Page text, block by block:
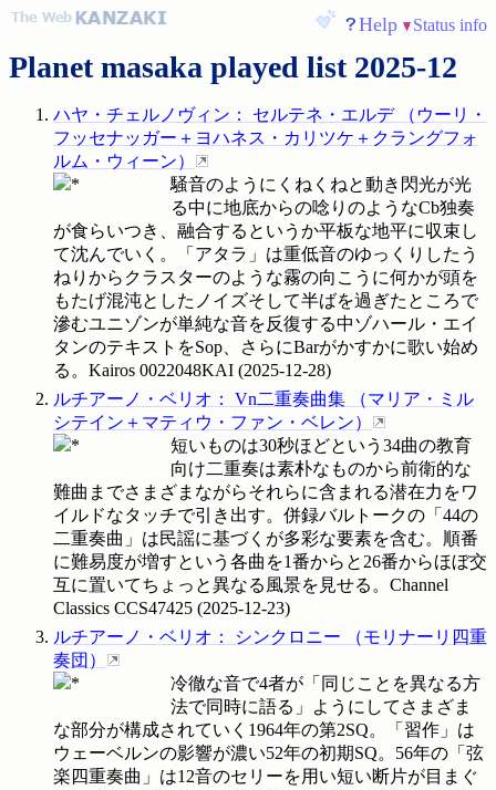
Help Status info
Planet masaka played list 2025-12
ハヤ・チェルノヴィン ： セルテネ・エルデ （ ウーリ・
フッセナッガー＋ヨハネス・カリツケ＋クラングフォ
ルム・ウィーン）
騒音のようにくねくねと動き閃光が光
る中に地底からの唸りのようなCb独奏
が食らいつき、融合するというか平板な地平に収束し
て沈んでいく。「アタラ」は重低音のゆっくりしたう
ねりからクラスターのような霧の向こうに何かが頭を
もたげ混沌としたノイズそして半ばを過ぎたところで
滲むユニゾンが単純な音を反復する中ゾハール・エイ
タンのテキストをSop、さらにBarがかすかに歌い始め
る。Kairos 0022048KAI (2025-12-28)
ルチアーノ・ベリオ ： Vn二重奏曲集 （マリア・ミル
シテイン＋マティウ・ファン・ベレン）
短いものは30秒ほどという34曲の教育
向け二重奏は素朴なものから前衛的な
難曲までさまざまながらそれらに含まれる潜在力をワ
イルドなタッチで引き出す。併録バルトークの「44の
二重奏曲」は民謡に基づくが多彩な要素を含む。順番
に難易度が増すという各曲を1番からと26番からほぼ交
互に置いてちょっと異なる風景を見せる。Channel
Classics CCS47425 (2025-12-23)
ルチアーノ・ベリオ ： シンクロニー （モリナーリ四重
奏団 ）
冷徹な音で4者が「同じことを異なる方
法で同時に語る」ようにしてさまざま
な部分が構成されていく1964年の第2SQ。「習作」は
ウェーベルンの影響が濃い52年の初期SQ。56年の「弦
楽四重奏曲」は12音のセリーを用い短い断片が目まぐ